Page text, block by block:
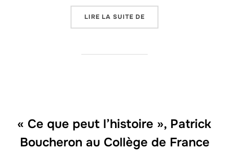
LIRE LA SUITE DE
« Ce que peut l’histoire », Patrick
Boucheron au Collège de France